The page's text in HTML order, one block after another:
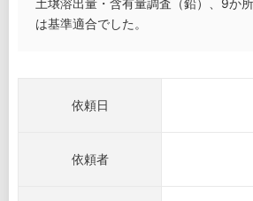
土壌溶出量・含有量調査（鉛）、9か
は基準適合でした。
依頼日
依頼者